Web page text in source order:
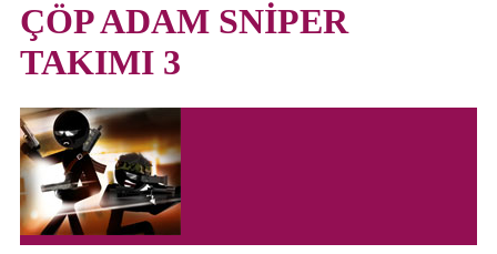
ÇÖP ADAM SNİPER
TAKIMI 3